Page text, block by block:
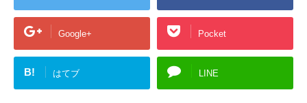
Google+ Pocket
B! はてブ LINE